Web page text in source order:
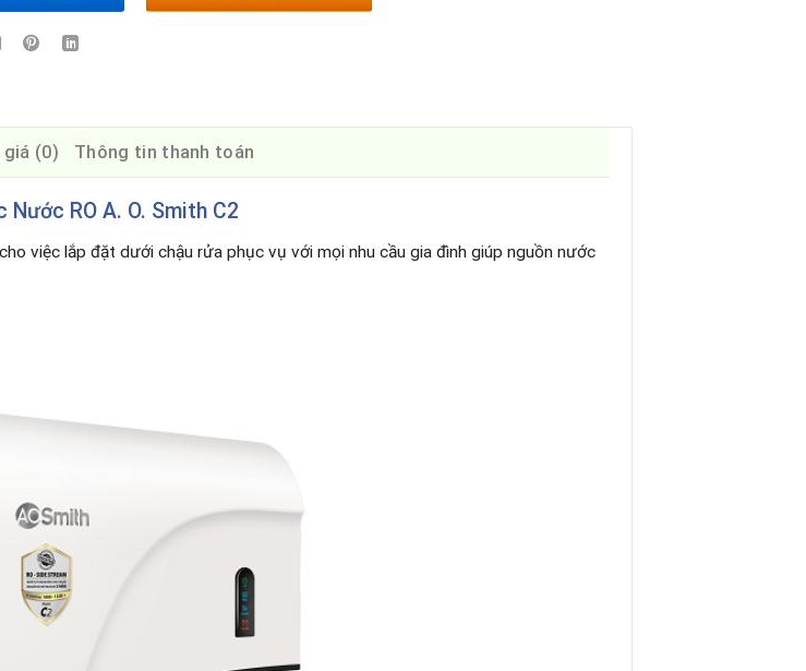
(0) Thông tin thanh toán
Nước RO A. O. Smith C2
việc lắp đặt dưới chậu rửa phục vụ với mọi nhu cầu gia đình giúp nguồn nước